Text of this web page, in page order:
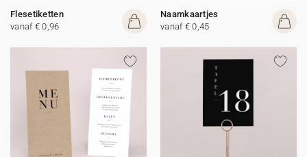
Flesetiketten
vanaf € 0,96
Naamkaartjes
vanaf € 0,45